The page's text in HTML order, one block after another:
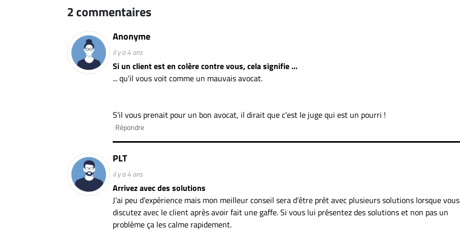
2 commentaires
Anonyme
il y a 4 ans
Si un client est en colère contre vous, cela signifie ...
... qu'il vous voit comme un mauvais avocat.
S'il vous prenait pour un bon avocat, il dirait que c'est le juge qui est un pourri !
Répondre
PLT
il y a 4 ans
Arrivez avec des solutions
J'ai peu d'expérience mais mon meilleur conseil sera d'être prêt avec plusieurs solutions lorsque vous
discutez avec le client après avoir fait une gaffe. Si vous lui présentez des solutions et non pas un
problème ça les calme rapidement.